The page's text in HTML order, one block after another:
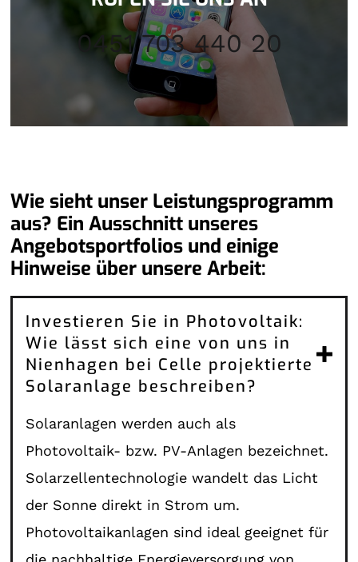
0451 703 440 20
Wie sieht unser Leistungsprogramm
aus? Ein Ausschnitt unseres
Angebotsportfolios und einige
Hinweise über unsere Arbeit:
Investieren Sie in Photovoltaik:
Wie lässt sich eine von uns in
Nienhagen bei Celle projektierte
Solaranlage beschreiben?
Solaranlagen werden auch als
Photovoltaik- bzw. PV-Anlagen bezeichnet.
Solarzellentechnologie wandelt das Licht
der Sonne direkt in Strom um.
Photovoltaikanlagen sind ideal geeignet für